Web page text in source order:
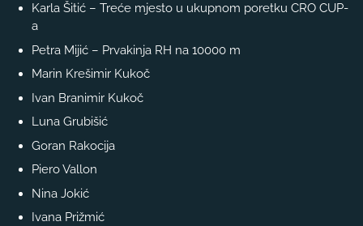
Karla Šitić – Treće mjesto u ukupnom poretku CRO CUP-
a
Petra Mijić – Prvakinja RH na 10000 m
Marin Krešimir Kukoč
Ivan Branimir Kukoč
Luna Grubišić
Goran Rakocija
Piero Vallon
Nina Jokić
Ivana Prižmić